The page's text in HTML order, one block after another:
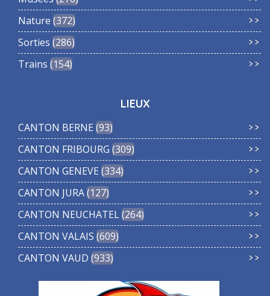
Nature 372
Sorties 286
Trains 154
LIEUX
CANTON BERNE 93
CANTON FRIBOURG 309
CANTON GENEVE 334
CANTON JURA 127
CANTON NEUCHATEL 264
CANTON VALAIS 609
CANTON VAUD 933